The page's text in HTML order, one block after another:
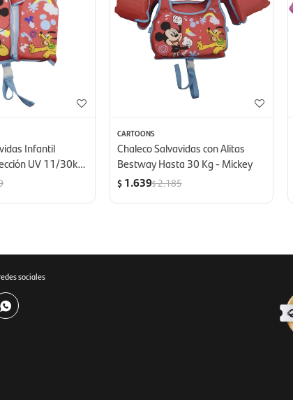
Infantil
UV 11/30kg
CARTOONS
Chaleco Salvavidas con Alitas
Bestway Hasta 30 Kg - Mickey
$ 1.639$2.185
sociales
